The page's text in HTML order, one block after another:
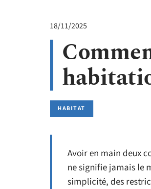
18/11/2025
HABITAT
Avoir en main deux
ne signifie jamais le
simplicité, des